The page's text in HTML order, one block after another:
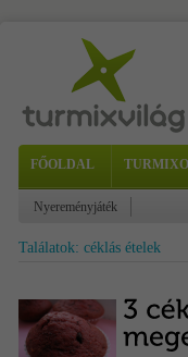
FŐOLDAL
Nyereményjáték
Találatok: céklás ételek